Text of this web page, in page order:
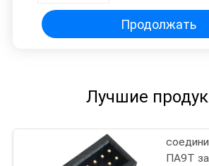
Продолжать
Лучшие
ПА9Т